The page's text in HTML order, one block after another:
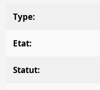
Type
Etat
Statut